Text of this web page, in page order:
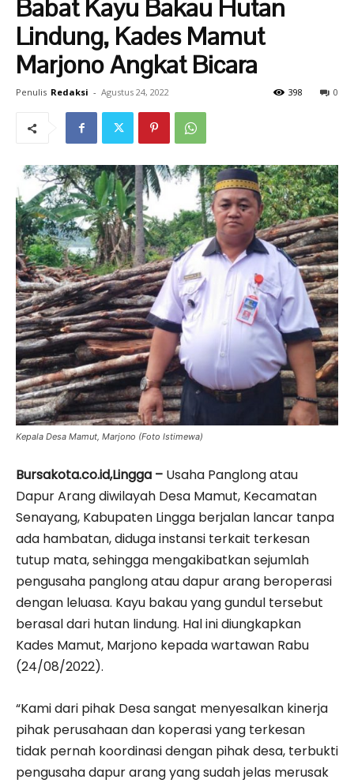
Babat Kayu Bakau Hutan
Lindung, Kades Mamut
Marjono Angkat Bicara
Penulis Redaksi - Agustus 24, 2022 0
398
Kepala Desa Mamut, Marjono (Foto Istimewa)
Bursakota.co.id,Lingga – Usaha Panglong atau
Dapur Arang diwilayah Desa Mamut, Kecamatan
Senayang, Kabupaten Lingga berjalan lancar tanpa
ada hambatan, diduga instansi terkait terkesan
tutup mata, sehingga mengakibatkan sejumlah
pengusaha panglong atau dapur arang beroperasi
dengan leluasa. Kayu bakau yang gundul tersebut
berasal dari hutan lindung. Hal ini diungkapkan
Kades Mamut, Marjono kepada wartawan Rabu
(24/08/2022).
“Kami dari pihak Desa sangat menyesalkan kinerja
pihak perusahaan dan koperasi yang terkesan
tidak pernah koordinasi dengan pihak desa, terbukti
pengusaha dapur arang yang sudah jelas merusak